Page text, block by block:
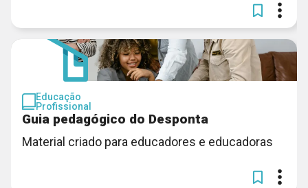
Educação
Profissional
Guia pedagógico do Desponta
Material criado para educadores e educadoras